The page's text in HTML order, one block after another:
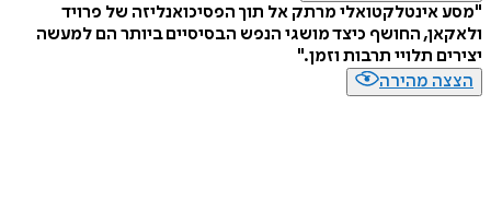
"מסע אינטלקטואלי מרתק אל תוך הפסיכואנליזה של פרויד
ולאקאן, החושף כיצד מושגי הנפש הבסיסיים ביותר הם למעשה
יצירים תלויי תרבות וזמן."
הצצה מהירה